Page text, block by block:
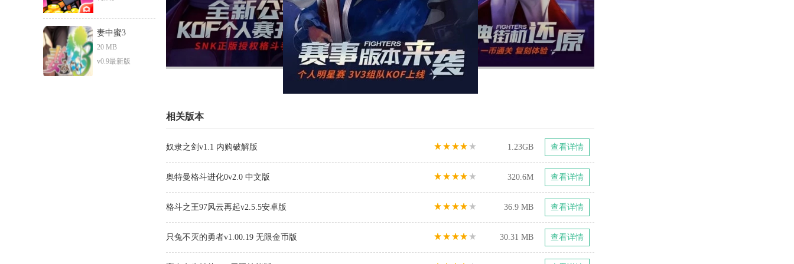
妻中蜜3
20 MB
v0.9最新版
相关版本
奴隶之剑v1.1 内购破解版 1.23GB 查看详情
奥特曼格斗进化0v2.0 中文版 320.6M 查看详情
格斗之王97风云再起v2.5.5安卓版 36.9 MB 查看详情
只兔不灭的勇者v1.00.19 无限金币版 30.31 MB 查看详情